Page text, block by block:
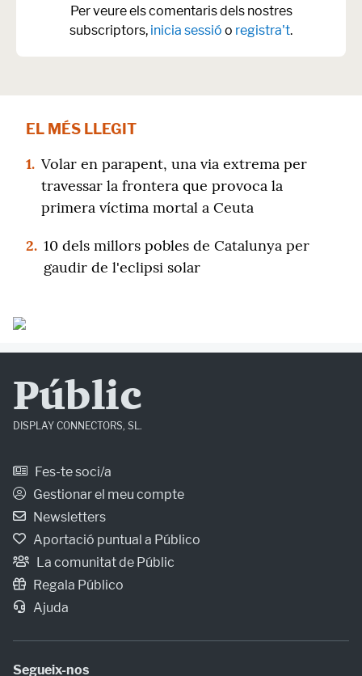
Per veure els comentaris dels nostres
subscriptors, inicia sessió o registra't.
EL MÉS LLEGIT
1. Volar en parapent, una via extrema per
travessar la frontera que provoca la
primera víctima mortal a Ceuta
2. 10 dels millors pobles de Catalunya per
gaudir de l'eclipsi solar
Públic
DISPLAY CONNECTORS, SL.
Fes-te soci/a
Gestionar el meu compte
Newsletters
Aportació puntual a Público
La comunitat de Públic
Regala Público
Ajuda
Segueix-nos